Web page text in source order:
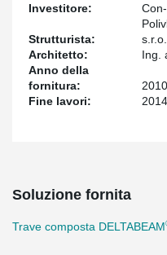
Investitore:
Strutturista:
Architetto:
Ing.
Anno della
fornitura:
2010
Fine lavori:
2014
Soluzione fornita
Trave composta DELTABEAM